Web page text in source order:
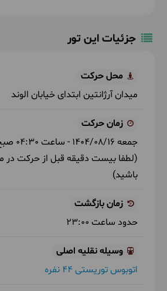
جزئیات این تور
محل حرکت
میدان آرژانتین ابتدای خیابان الوند
زمان حرکت
جمعه 1404/08/16 - ساعت 04:30
(لطفا بیست دقیقه قبل از حرکت در
باشید)
زمان بازگشت
حدود ساعت 23:00
وسیله نقلیه اصلی
اتوبوس توریستی 44 نفره